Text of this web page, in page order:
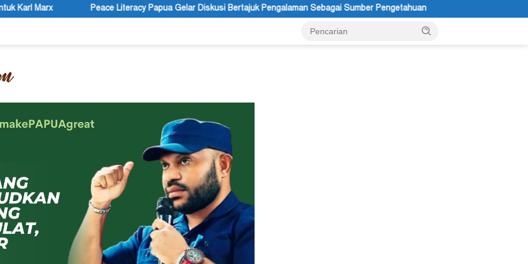
Literacy Papua Gelar Diskusi Bertajuk Pengalaman Sebagai Sumber Pengetahuan Ketua APS Papua Pegunungan Sonni